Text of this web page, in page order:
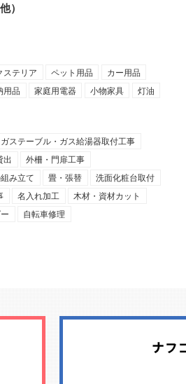
）
ステリア ペット用品
カー用品
用品 家庭用電器 小物家具 灯油
ガステーブル・ガス給湯器取付工事
出
外柵・門扉工事
み立て 畳・張替
洗面化粧台取付
名入れ加工
木材・資材カット
自転車修理